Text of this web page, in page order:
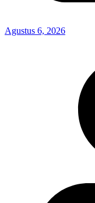
Agustus 6, 2026